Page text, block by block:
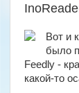
Вот и
было
Feedly -
какой-то